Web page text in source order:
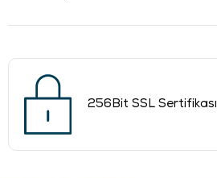
256Bit SSL Sertifikası